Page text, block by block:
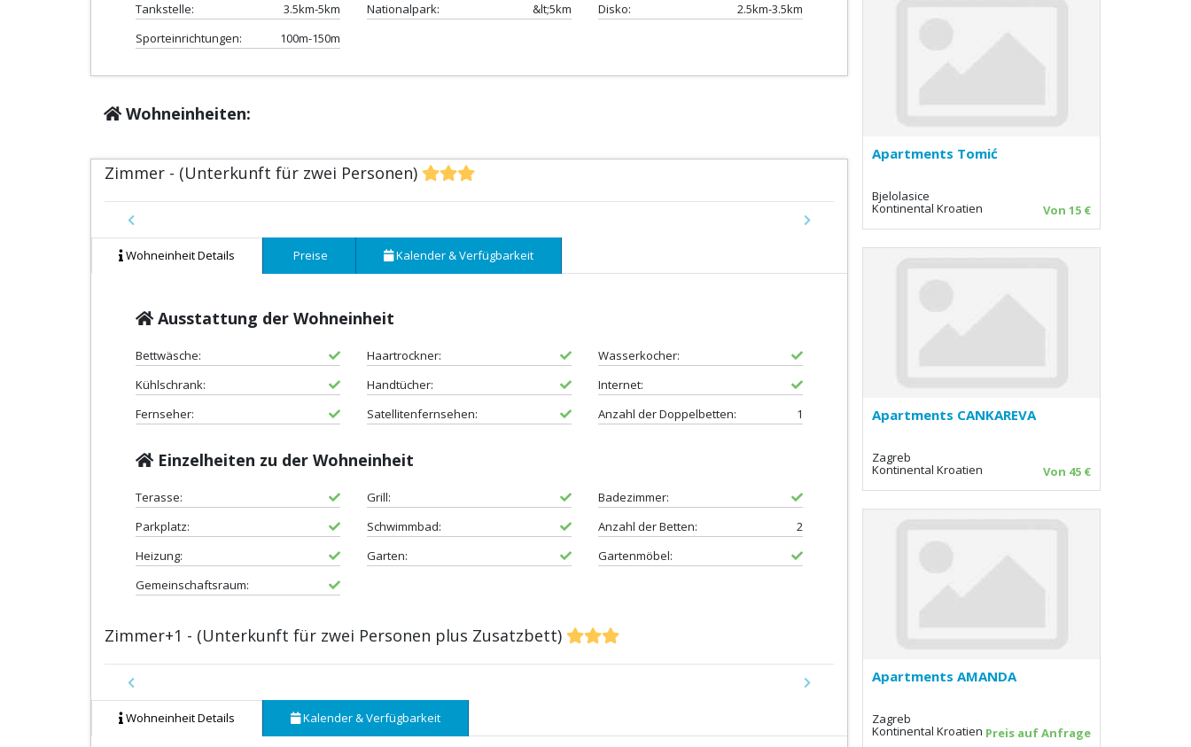
Tankstelle:
3.5km-5km Nationalpark: &lt;5km Disko:
2.5km-3.5km
Sporteinrichtungen:
100m-150m
Wohneinheiten:
Zimmer - (Unterkunft für zwei Personen)
Previous
Next
Wohneinheit Details
Preise Kalender & Verfügbarkeit
Ausstattung der Wohneinheit
Bettwäsche: Haartrockner:
Wasserkocher:
Kühlschrank:
Handtücher:
Internet:
Fernseher:
Satellitenfernsehen: Anzahl der Doppelbetten: 1
Einzelheiten zu der Wohneinheit
Terasse: Grill:
Badezimmer:
Parkplatz:
Schwimmbad: Anzahl der Betten:
2
Heizung:
Garten:
Gartenmöbel:
Gemeinschaftsraum:
Zimmer+1 - (Unterkunft für zwei Personen plus Zusatzbett)
Previous
Next
Wohneinheit Details
Kalender & Verfügbarkeit
Apartments Tomić
Bjelolasice
Kontinental Kroatien Von 15 €
Apartments CANKAREVA
Zagreb
Kontinental Kroatien Von 45 €
Apartments AMANDA
Zagreb
Kontinental Kroatien Preis auf Anfrage